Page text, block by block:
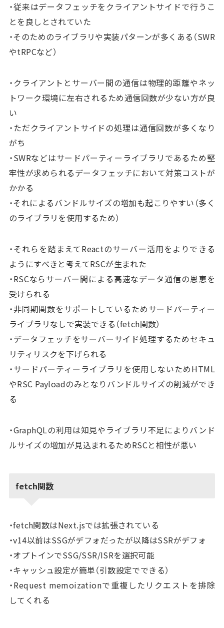
・従来はデータフェッチをクライアントサイドで行うこ
とを良しとされていた
・そのためのライブラリや実装パターンが多くある（SWR
やtRPCなど）
・クライアントとサーバー間の通信は物理的距離やネッ
トワーク環境に左右されるため通信回数が少ない方が良
い
・ただクライアントサイドの処理は通信回数が多くなり
がち
・SWRなどはサードパーティーライブラリであるため堅
牢性が求められるデータフェッチにおいて対策コストが
かかる
・それによるバンドルサイズの増加も起こりやすい（多く
のライブラリを使用するため）
・それらを踏まえてReactのサーバー活用をよりできる
ようにすべきと考えてRSCが生まれた
・RSCならサーバー間による高速なデータ通信の恩恵を
受けられる
・非同期関数をサポートしているためサードパーティー
ライブラリなしで実装できる（fetch関数）
・データフェッチをサーバーサイド処理するためセキュ
リティリスクを下げられる
・サードパーティーライブラリを使用しないためHTML
やRSC Payloadのみとなりバンドルサイズの削減ができ
る
・GraphQLの利用は知見やライブラリ不足によりバンド
ルサイズの増加が見込まれるためRSCと相性が悪い
fetch関数
・fetch関数はNext.jsでは拡張されている
・v14以前はSSGがデフォだったが以降はSSRがデフォ
・オプトインでSSG/SSR/ISRを選択可能
・キャッシュ設定が簡単（引数設定でできる）
・Request memoizationで重複したリクエストを排除
してくれる